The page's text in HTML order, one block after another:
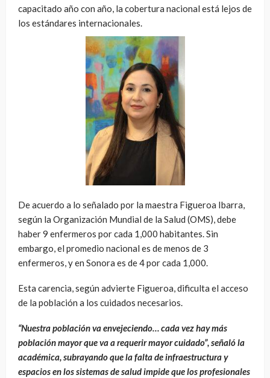
capacitado año con año, la cobertura nacional está lejos de
los estándares internacionales.
De acuerdo a lo señalado por la maestra Figueroa Ibarra,
según la Organización Mundial de la Salud (OMS), debe
haber 9 enfermeros por cada 1,000 habitantes. Sin
embargo, el promedio nacional es de menos de 3
enfermeros, y en Sonora es de 4 por cada 1,000.
Esta carencia, según advierte Figueroa, dificulta el acceso
de la población a los cuidados necesarios.
“Nuestra población va envejeciendo… cada vez hay más
población mayor que va a requerir mayor cuidado”, señaló la
académica, subrayando que la falta de infraestructura y
espacios en los sistemas de salud impide que los profesionales